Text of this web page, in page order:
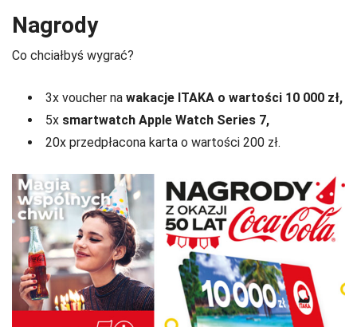
Nagrody
Co chciałbyś wygrać?
3x voucher na wakacje ITAKA o wartości 10 000 zł,
5x smartwatch Apple Watch Series 7,
20x przedpłacona karta o wartości 200 zł.